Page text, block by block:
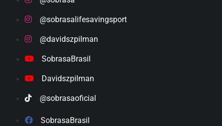
@sobrasalifesavingsport
@davidszpilman
SobrasaBrasil
Davidszpilman
@sobrasaoficial
SobrasaBrasil